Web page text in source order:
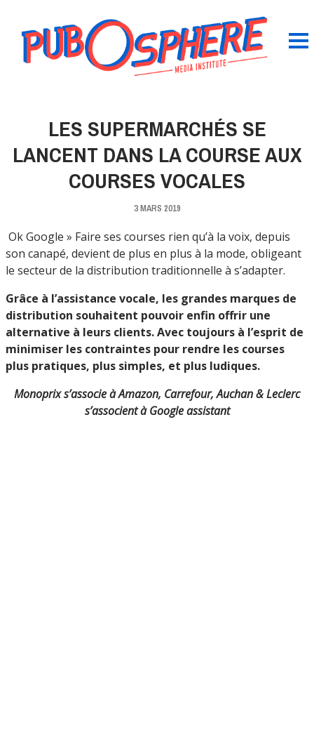
LES SUPERMARCHÉS SE
LANCENT DANS LA COURSE AUX
COURSES VOCALES
3 MARS 2019
Ok Google » Faire ses courses rien qu’à la voix, depuis
son canapé, devient de plus en plus à la mode, obligeant
le secteur de la distribution traditionnelle à s’adapter.
Grâce à l’assistance vocale, les grandes marques de
distribution souhaitent pouvoir enfin offrir une
alternative à leurs clients. Avec toujours à l’esprit de
minimiser les contraintes pour rendre les courses
plus pratiques, plus simples, et plus ludiques.
Monoprix s’associe à Amazon, Carrefour, Auchan & Leclerc
s’associent à Google assistant